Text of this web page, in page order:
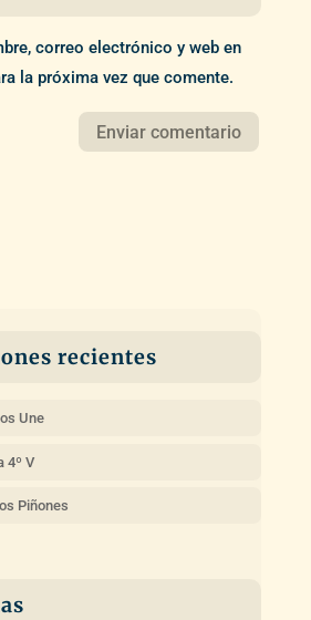
correo electrónico y web en
la próxima vez que comente.
recientes
Une
4º V
Piñones